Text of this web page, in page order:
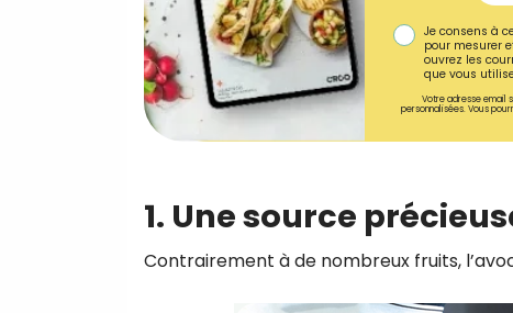
Je consens à
pour mesurer
ouvrez les
que vous
Votre adresse email
personnalisées. Vous
1. Une source
Contrairement à de nombreux fruits,